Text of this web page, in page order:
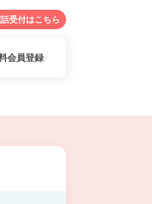
受付はこちら
会員登録